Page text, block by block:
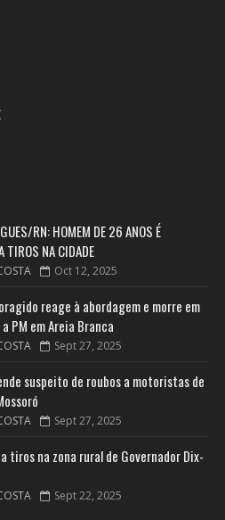
RN: HOMEM DE 26 ANOS É
TIROS NA CIDADE
Oct 12, 2025
reage à abordagem e morre em
PM em Areia Branca
Sept 27, 2025
suspeito de roubos a motoristas de
Sept 27, 2025
tiros na zona rural de Governador Dix-
Sept 22, 2025